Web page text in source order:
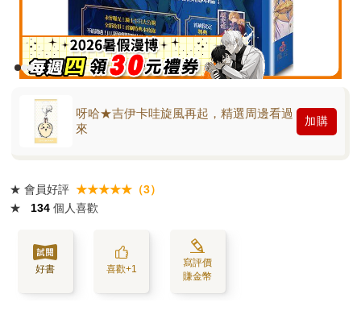
呀哈★吉伊卡哇旋風再起，精選周邊看過
來
加購
★ 會員好評 ★★★★★（3）
★
134 個人喜歡
好書 喜歡+1
寫評價
賺金幣